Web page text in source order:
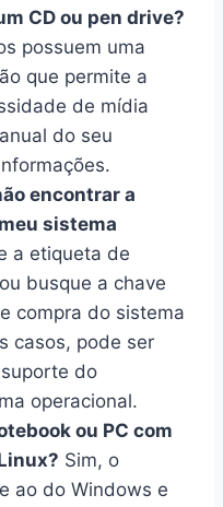
CD ou pen drive?
possuem uma
que permite a
de mídia
do seu
encontrar a
sistema
a etiqueta de
busque a chave
compra do sistema
casos, pode ser
do
operacional.
ou PC com
Sim, o
ao do Windows e